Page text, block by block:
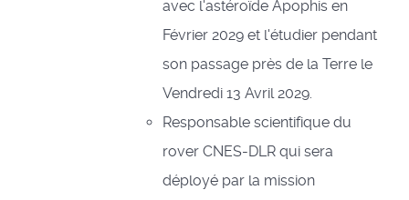
avec l'astéroïde Apophis en
Février 2029 et l'étudier pendant
son passage près de la Terre le
Vendredi 13 Avril 2029.
Responsable scientifique du
rover CNES-DLR qui sera
déployé par la mission